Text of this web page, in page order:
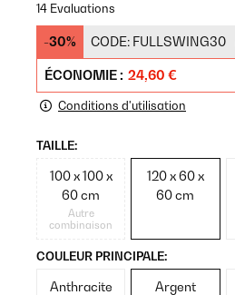
14 Evaluations
-30% CODE: FULLSWING30
ÉCONOMIE : 24,60 €
Conditions d'utilisation
TAILLE:
100 x 100 x
60 cm
Autre
combinaison
120 x 60 x
60 cm
COULEUR PRINCIPALE:
Anthracite Argent